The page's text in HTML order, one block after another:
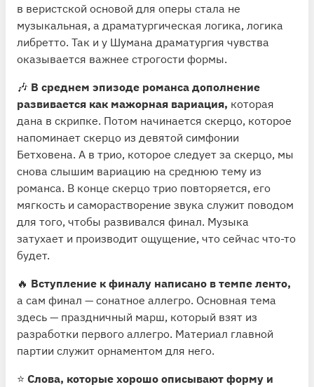
в веристской основой для оперы стала не
музыкальная, а драматургическая логика, логика
либретто. Так и у Шумана драматургия чувства
оказывается важнее строгости формы.
🎶 В среднем эпизоде романса дополнение
развивается как мажорная вариация, которая
дана в скрипке. Потом начинается скерцо, которое
напоминает скерцо из девятой симфонии
Бетховена. А в трио, которое следует за скерцо, мы
снова слышим вариацию на среднюю тему из
романса. В конце скерцо трио повторяется, его
мягкость и саморастворение звука служит поводом
для того, чтобы развивался финал. Музыка
затухает и производит ощущение, что сейчас что-то
будет.
🔥 Вступление к финалу написано в темпе ленто,
а сам финал — сонатное аллегро. Основная тема
здесь — праздничный марш, который взят из
разработки первого аллегро. Материал главной
партии служит орнаментом для него.
⭐️ Слова, которые хорошо описывают форму и